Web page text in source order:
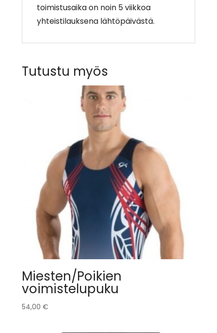
toimistusaika on noin 5 viikkoa
yhteistilauksena lähtöpäivästä.
Tutustu myös
Miesten/Poikien
voimistelupuku
54,00 €